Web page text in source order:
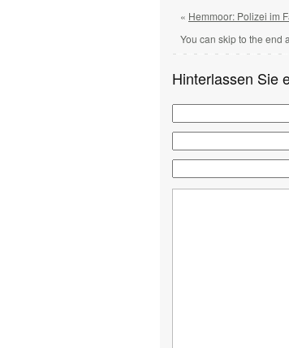
« Hemmoor: Polizei im
You can skip to the end
Hinterlassen Sie